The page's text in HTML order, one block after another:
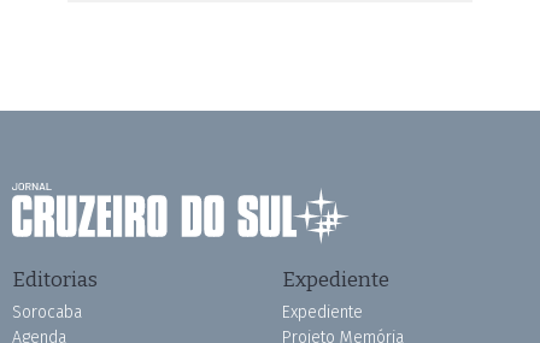
Editorias
Sorocaba
Agenda
Expediente
Expediente
Projeto Memória